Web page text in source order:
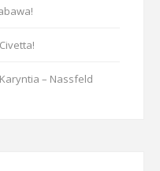
– Nassfeld